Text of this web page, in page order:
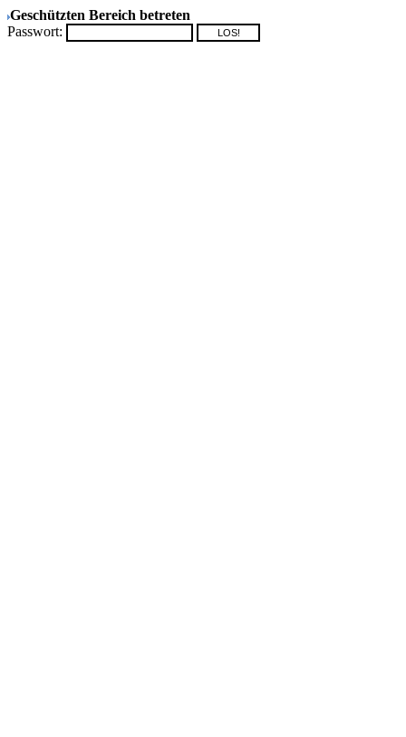
Geschützten Bereich betreten
Passwort: